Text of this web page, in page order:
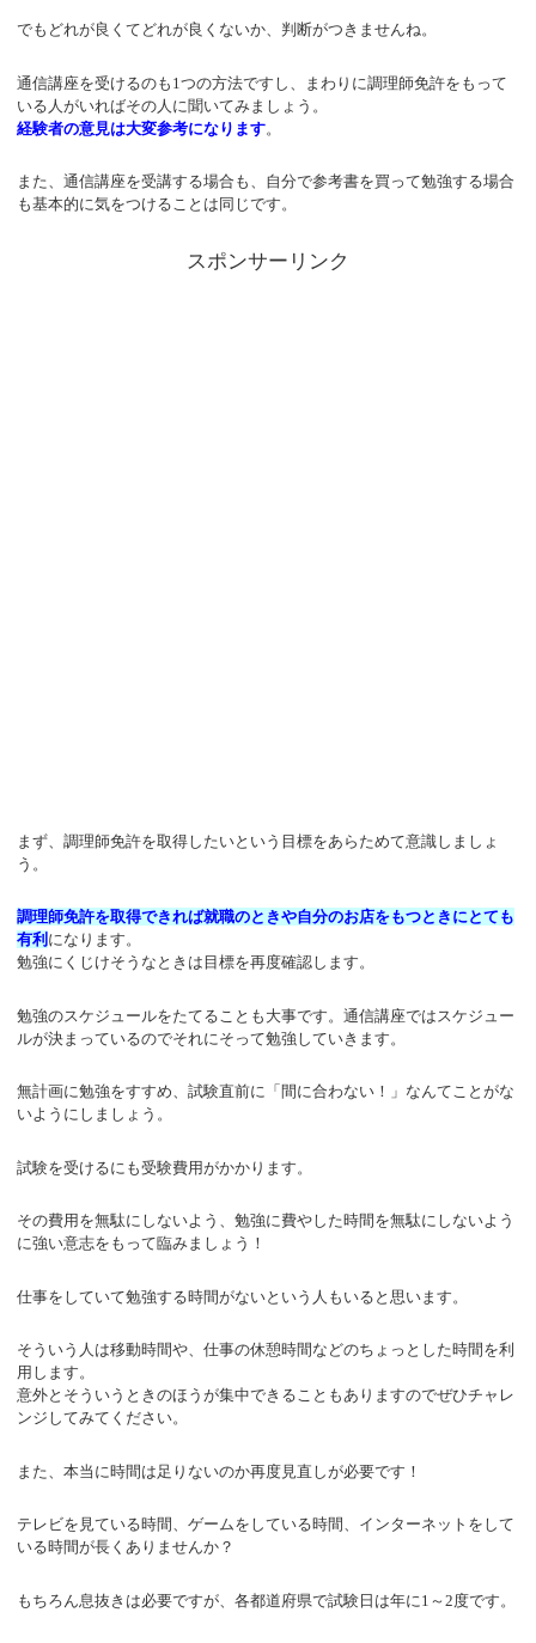
でもどれが良くてどれが良くないか、判断がつきませんね。
通信講座を受けるのも1つの方法ですし、まわりに調理師免許をもって
いる人がいればその人に聞いてみましょう。
経験者の意見は大変参考になります。
また、通信講座を受講する場合も、自分で参考書を買って勉強する場合
も基本的に気をつけることは同じです。
スポンサーリンク
まず、調理師免許を取得したいという目標をあらためて意識しましょ
う。
調理師免許を取得できれば就職のときや自分のお店をもつときにとても
有利 になります。
勉強にくじけそうなときは目標を再度確認します。
勉強のスケジュールをたてることも大事です。通信講座ではスケジュー
ルが決まっているのでそれにそって勉強していきます。
無計画に勉強をすすめ、試験直前に「間に合わない！」なんてことがな
いようにしましょう。
試験を受けるにも受験費用がかかります。
その費用を無駄にしないよう、勉強に費やした時間を無駄にしないよう
に強い意志をもって臨みましょう！
仕事をしていて勉強する時間がないという人もいると思います。
そういう人は移動時間や、仕事の休憩時間などのちょっとした時間を利
用します。
意外とそういうときのほうが集中できることもありますのでぜひチャレ
ンジしてみてください。
また、本当に時間は足りないのか再度見直しが必要です！
テレビを見ている時間、ゲームをしている時間、インターネットをして
いる時間が長くありませんか？
もちろん息抜きは必要ですが、各都道府県で試験日は年に1～2度です。